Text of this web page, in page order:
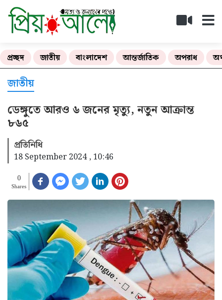
প্রচ্ছদ জাতীয় বাংলাদেশ আন্তর্জাতিক অপরাধ
জাতীয়
ডেঙ্গুতে আরও ৬ জনের মৃত্যু, নতুন আক্রান্ত
৮৬৫
প্রতিনিধি
18 September 2024 , 10:46
0
Shares